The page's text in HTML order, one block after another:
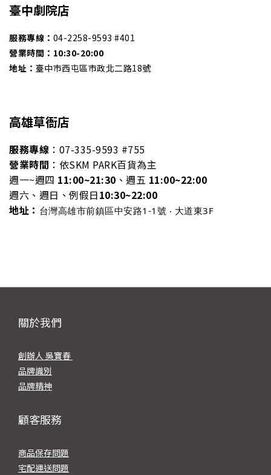
臺中劇院店
服務專線： 04-2258-9593 #401
營業時間： 10:30-20:00
地址： 臺中市西屯區市政北二路18號
高雄草衙店
服務專線 ：07-335-9593 #755
營業時間 ：依SKM PARK百貨為主
週一~週四 11:00~21:30 、 週五 11:00~22:00
週六、週日、例假日10:30~22:00
地址： 台灣高雄市前鎮區中安路1-1號 ‧ 大道東3F
關於我們
創辦人 吳寶春
品牌識別
品牌精神
顧客服務
商品保存問題
宅配運送問題